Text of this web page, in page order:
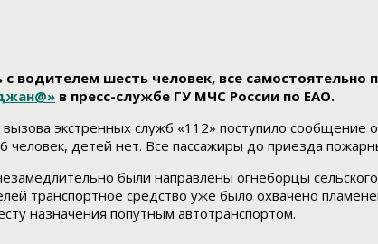
с водителем шесть человек, все
в пресс-службе ГУ МЧС России по ЕАО.
экстренных служб «112» поступило сообщение
человек, детей нет. Все пассажиры до приезда
были направлены огнеборцы
транспортное средство уже было охвачено
назначения попутным автотранспортом.